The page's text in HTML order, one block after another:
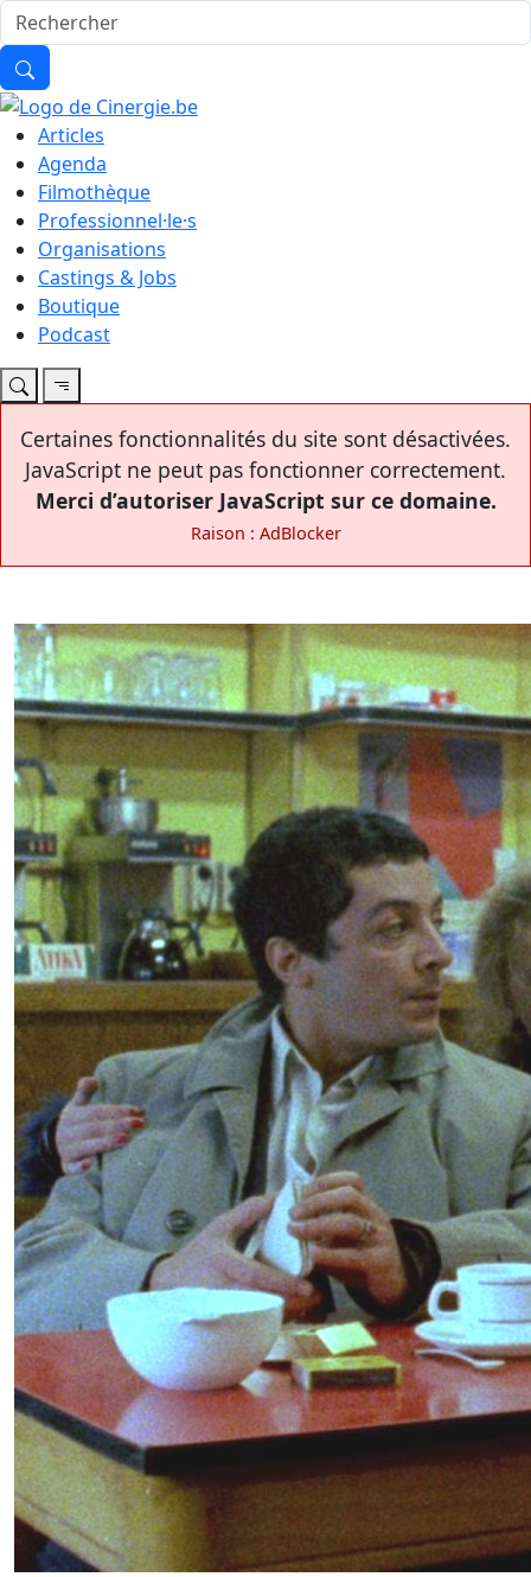
Articles
Agenda
Filmothèque
Professionnel·le·s
Organisations
Castings & Jobs
Boutique
Podcast
Certaines fonctionnalités du site sont désactivées.
JavaScript ne peut pas fonctionner correctement.
Merci d’autoriser JavaScript sur ce domaine.
Raison : AdBlocker